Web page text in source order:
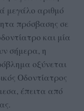
μεγάλο αριθμό
πρόσβασης σε
και μία
σήμερα, η
οξύνεται
Οδοντίατρος
έπειτα από